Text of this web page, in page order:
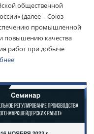
общественной
(далее – Союз
промышленной
повышению качества
работ при добыче